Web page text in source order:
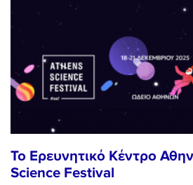
Το Ερευνητικό Κέντρο
Science Festival